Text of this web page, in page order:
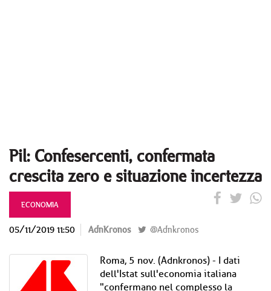
Pil: Confesercenti, confermata
crescita zero e situazione incertezza
ECONOMIA
05/11/2019 11:50 AdnKronos @Adnkronos
Roma, 5 nov. (Adnkronos) - I dati
dell'Istat sull'economia italiana
"confermano nel complesso la